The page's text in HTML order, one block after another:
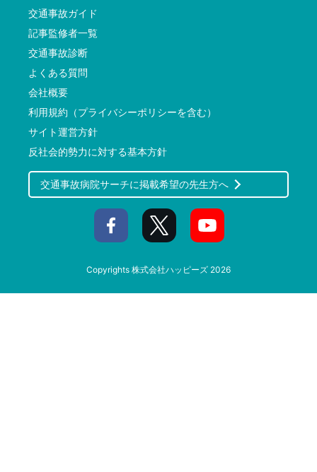
交通事故ガイド
記事監修者一覧
交通事故診断
よくある質問
会社概要
利用規約（プライバシーポリシーを含む）
サイト運営方針
反社会的勢力に対する基本方針
交通事故病院サーチに掲載希望の先生方へ
Copyrights 株式会社ハッピーズ 2026